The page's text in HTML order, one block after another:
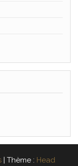
Thème : Head